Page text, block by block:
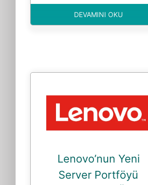
DEVAMINI OKU
Lenovo’nun Yeni
Server Portföyü